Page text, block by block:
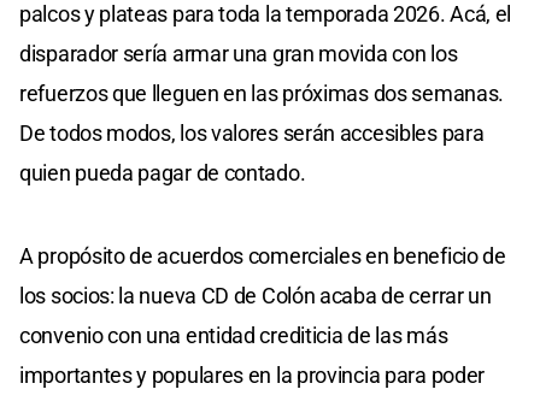
palcos y plateas para toda la temporada 2026. Acá, el
disparador sería armar una gran movida con los
refuerzos que lleguen en las próximas dos semanas.
De todos modos, los valores serán accesibles para
quien pueda pagar de contado.
A propósito de acuerdos comerciales en beneficio de
los socios: la nueva CD de Colón acaba de cerrar un
convenio con una entidad crediticia de las más
importantes y populares en la provincia para poder